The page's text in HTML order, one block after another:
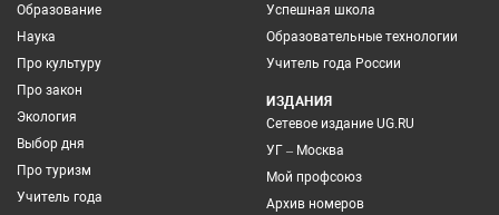
Образование
Наука
Про культуру
Про закон
Экология
Выбор дня
Про туризм
Учитель года
Успешная школа
Образовательные технологии
Учитель года России
ИЗДАНИЯ
Сетевое издание UG.RU
УГ – Москва
Мой профсоюз
Архив номеров